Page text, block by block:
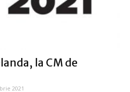
la CM de
2021